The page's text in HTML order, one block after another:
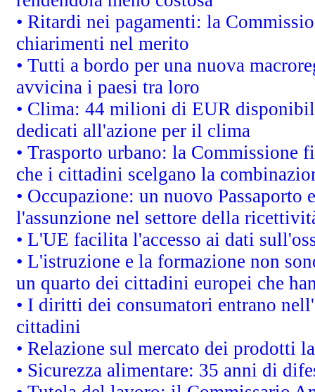
• Ritardi nei pagamenti: la
chiarimenti nel merito
• Tutti a bordo per una nuova
avvicina i paesi tra loro
• Clima: 44 milioni di EUR
dedicati all'azione per il clima
• Trasporto urbano: la Commissione
che i cittadini scelgano la
• Occupazione: un nuovo Passaporto
l'assunzione nel settore della
• L'UE facilita l'accesso ai dati
• L'istruzione e la formazione non
un quarto dei cittadini europei che
• I diritti dei consumatori entrano
cittadini
• Relazione sul mercato dei prodotti
• Sicurezza alimentare: 35 anni di